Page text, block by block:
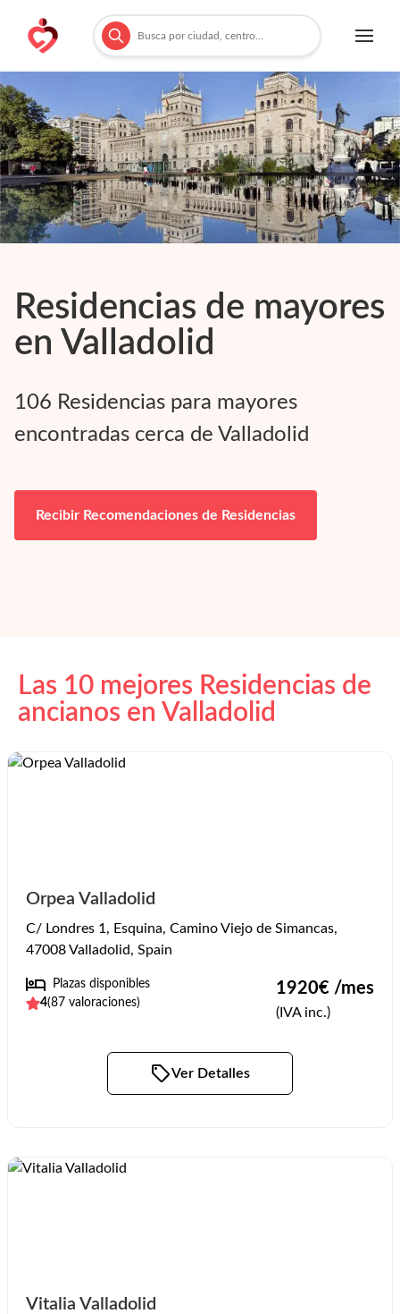
Residencias de mayores
en Valladolid
106 Residencias para mayores
encontradas cerca de Valladolid
Recibir Recomendaciones de Residencias
Las 10 mejores Residencias de
ancianos en Valladolid
Orpea Valladolid
C/ Londres 1, Esquina, Camino Viejo de Simancas,
47008 Valladolid, Spain
Plazas disponibles
4(87 valoraciones)
1920€ /mes
(IVA inc.)
Ver Detalles
Vitalia Valladolid